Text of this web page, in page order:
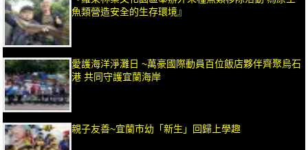
魚類營造安全的生存環境』
愛護海洋淨灘日 ~萬豪國際動員百位飯店夥伴齊聚烏石
港 共同守護宜蘭海岸
親子友善~宜蘭市幼「新生」回歸上學趣